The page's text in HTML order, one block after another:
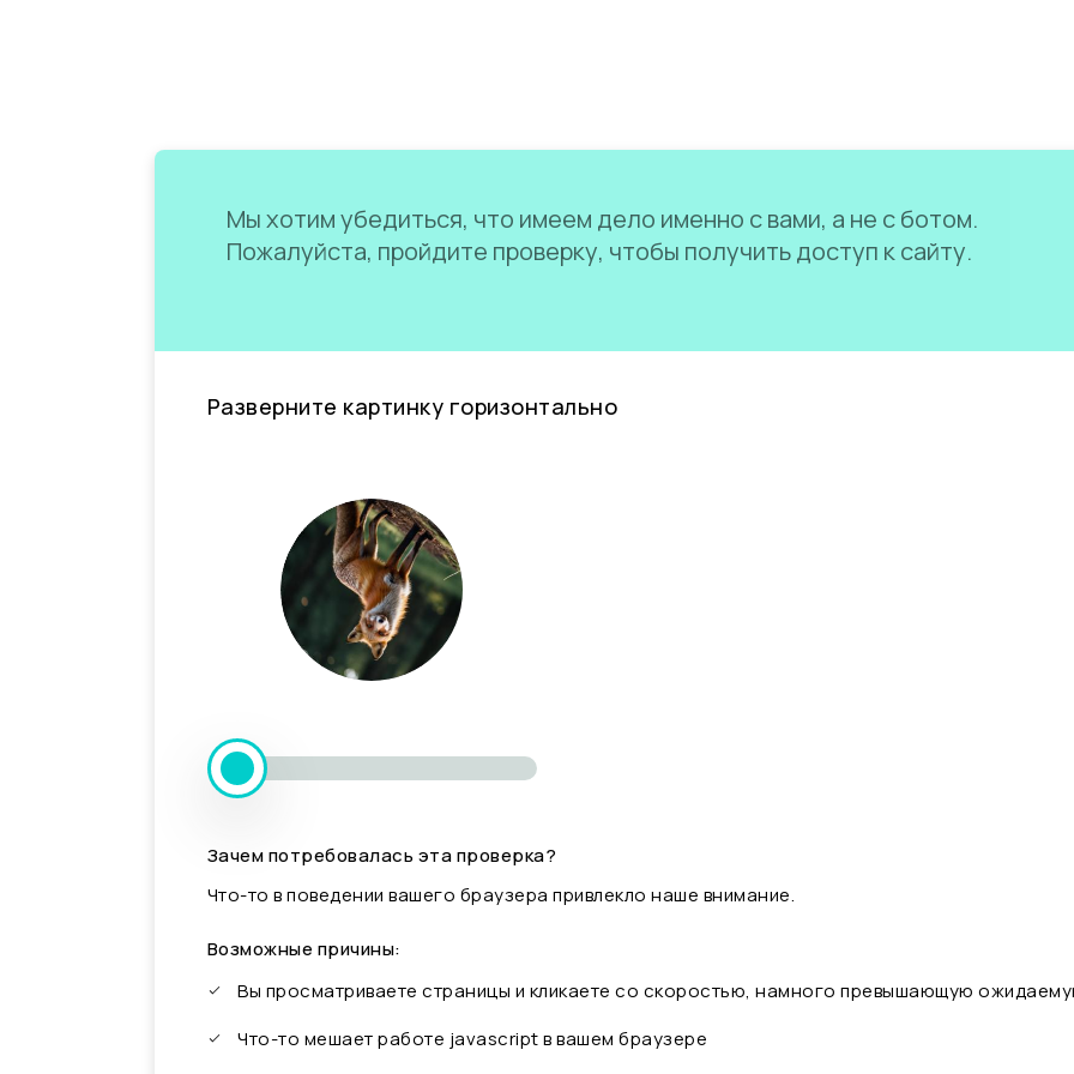
Мы хотим убедиться, что имеем дело именно с вами, а не с ботом.
Пожалуйста, пройдите проверку, чтобы получить доступ к сайту.
Разверните картинку горизонтально
Зачем потребовалась эта проверка?
Что-то в поведении вашего браузера привлекло наше внимание.
Возможные причины:
Вы просматриваете страницы и кликаете со скоростью, намного превышающую
Что-то мешает работе javascript в вашем браузере